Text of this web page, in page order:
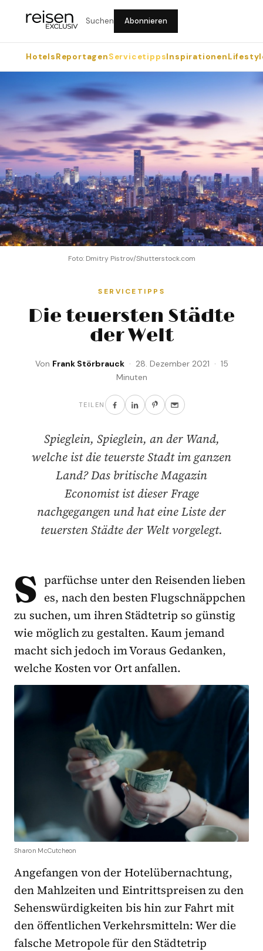
Suchen Abonnieren
HotelsReportagenServicetippsInspirationen
Foto: Dmitry Pistrov/Shutterstock.com
SERVICETIPPS
Die teuersten Städte
der Welt
Von Frank Störbrauck· 28. Dezember 2021 · 15
Minuten
TEILEN
Spieglein, Spieglein, an der Wand,
welche ist die teuerste Stadt im ganzen
Land? Das britische Magazin
Economist ist dieser Frage
nachgegangen und hat eine Liste der
teuersten Städte der Welt vorgelegt.
S parfüchse unter den Reisenden lieben
es, nach den besten Flugschnäppchen
zu suchen, um ihren Städtetrip so günstig
wie möglich zu gestalten. Kaum jemand
macht sich jedoch im Voraus Gedanken,
welche Kosten vor Ort anfallen.
Sharon McCutcheon
Angefangen von der Hotelübernachtung,
den Mahlzeiten und Eintrittspreisen zu den
Sehenswürdigkeiten bis hin zur Fahrt mit
den öffentlichen Verkehrsmitteln: Wer die
falsche Metropole für den Städtetrip